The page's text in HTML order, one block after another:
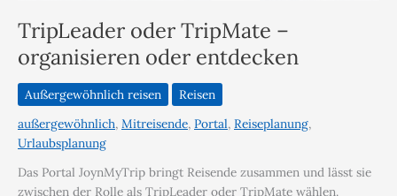
TripLeader oder TripMate –
organisieren oder entdecken
Außergewöhnlich reisen
Reisen
außergewöhnlich, Mitreisende, Portal, Reiseplanung,
Urlaubsplanung
Das Portal JoynMyTrip bringt Reisende zusammen und lässt sie
zwischen der Rolle als TripLeader oder TripMate wählen.